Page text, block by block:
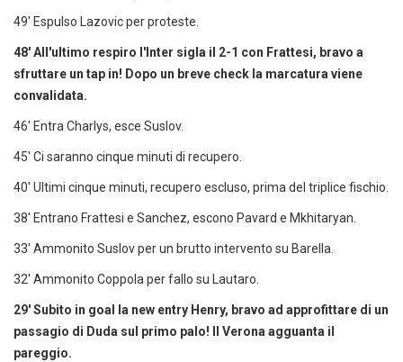
49' Espulso Lazovic per proteste.
48' All'ultimo respiro l'Inter sigla il 2-1 con Frattesi, bravo a
sfruttare un tap in! Dopo un breve check la marcatura viene
convalidata.
46' Entra Charlys, esce Suslov.
45' Ci saranno cinque minuti di recupero.
40' Ultimi cinque minuti, recupero escluso, prima del triplice fischio.
38' Entrano Frattesi e Sanchez, escono Pavard e Mkhitaryan.
33' Ammonito Suslov per un brutto intervento su Barella.
32' Ammonito Coppola per fallo su Lautaro.
29' Subito in goal la new entry Henry, bravo ad approfittare di un
passagio di Duda sul primo palo! Il Verona agguanta il
pareggio.